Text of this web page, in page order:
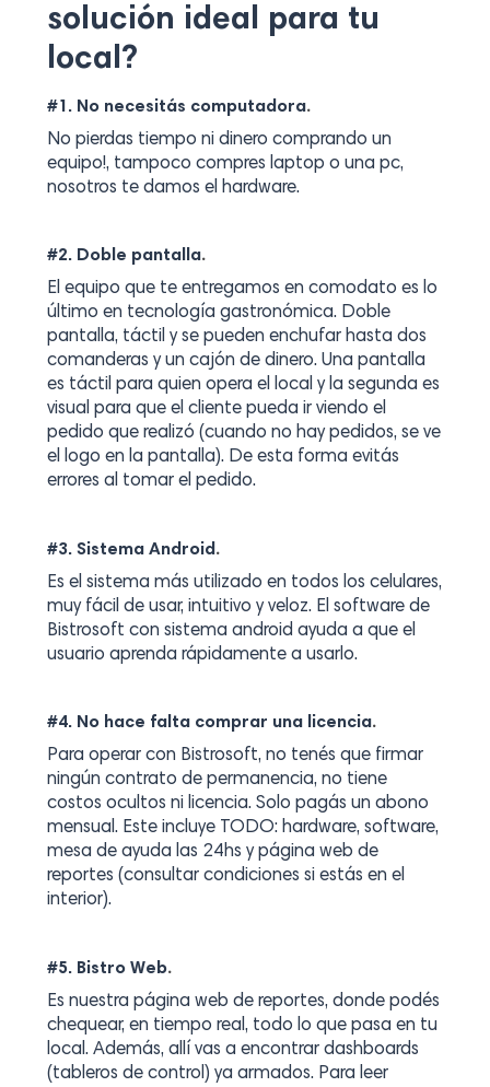
solución ideal para tu
local?
#1. No necesitás computadora.
No pierdas tiempo ni dinero comprando un
equipo!, tampoco compres laptop o una pc,
nosotros te damos el hardware.
#2. Doble pantalla.
El equipo que te entregamos en comodato es lo
último en tecnología gastronómica. Doble
pantalla, táctil y se pueden enchufar hasta dos
comanderas y un cajón de dinero. Una pantalla
es táctil para quien opera el local y la segunda es
visual para que el cliente pueda ir viendo el
pedido que realizó (cuando no hay pedidos, se ve
el logo en la pantalla). De esta forma evitás
errores al tomar el pedido.
#3. Sistema Android.
Es el sistema más utilizado en todos los celulares,
muy fácil de usar, intuitivo y veloz. El software de
Bistrosoft con sistema android ayuda a que el
usuario aprenda rápidamente a usarlo.
#4. No hace falta comprar una licencia.
Para operar con Bistrosoft, no tenés que firmar
ningún contrato de permanencia, no tiene
costos ocultos ni licencia. Solo pagás un abono
mensual. Este incluye TODO: hardware, software,
mesa de ayuda las 24hs y página web de
reportes (consultar condiciones si estás en el
interior).
#5. Bistro Web.
Es nuestra página web de reportes, donde podés
chequear, en tiempo real, todo lo que pasa en tu
local. Además, allí vas a encontrar dashboards
(tableros de control) ya armados. Para leer